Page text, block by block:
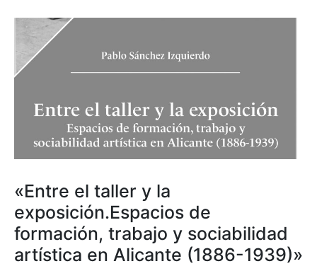
«Entre el taller y la
exposición.Espacios de
formación, trabajo y sociabilidad
artística en Alicante (1886-1939)»